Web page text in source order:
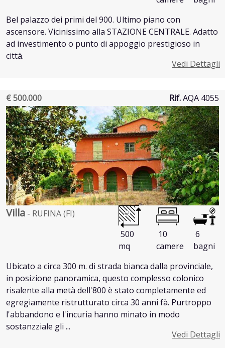
Bel palazzo dei primi del 900. Ultimo piano con
ascensore. Vicinissimo alla STAZIONE CENTRALE. Adatto
ad investimento o punto di appoggio prestigioso in
città.
Vedi Dettagli
€ 500.000 Rif.AQA 4055
Villa - RUFINA (FI)
500
mq
10
camere
6
bagni
Ubicato a circa 300 m. di strada bianca dalla provinciale,
in posizione panoramica, questo complesso colonico
risalente alla metà dell'800 è stato completamente ed
egregiamente ristrutturato circa 30 anni fà. Purtroppo
l'abbandono e l'incuria hanno minato in modo
sostanzziale gli ...
Vedi Dettagli